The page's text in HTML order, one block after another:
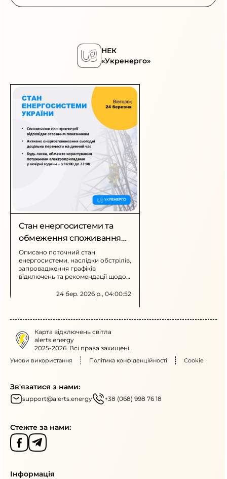
НЕК
«Укренерго»
Стан енергосистеми та
обмеження споживання
електроенергії
Описано поточний стан
енергосистеми, наслідки обстрілів,
запровадження графіків
відключень та рекомендації щодо
денний час і обмеження
24 бер. 2026 р., 04:00:52
Карта відключень світла
alerts.energy
2025-2026. Всі права захищені.
Умови використання Політика конфіденційності Cookie
Зв'язатися з нами:
support@alerts.energy +38 (068) 998 76 18
Стежте за нами:
Інформація